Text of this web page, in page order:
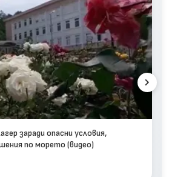
заради опасни условия,
по морето (видео)